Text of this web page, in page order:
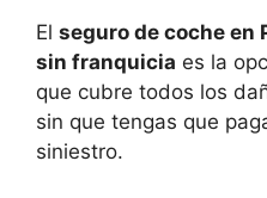
El seguro de coche en
sin franquicia es la
que cubre todos los
sin que tengas que
siniestro.